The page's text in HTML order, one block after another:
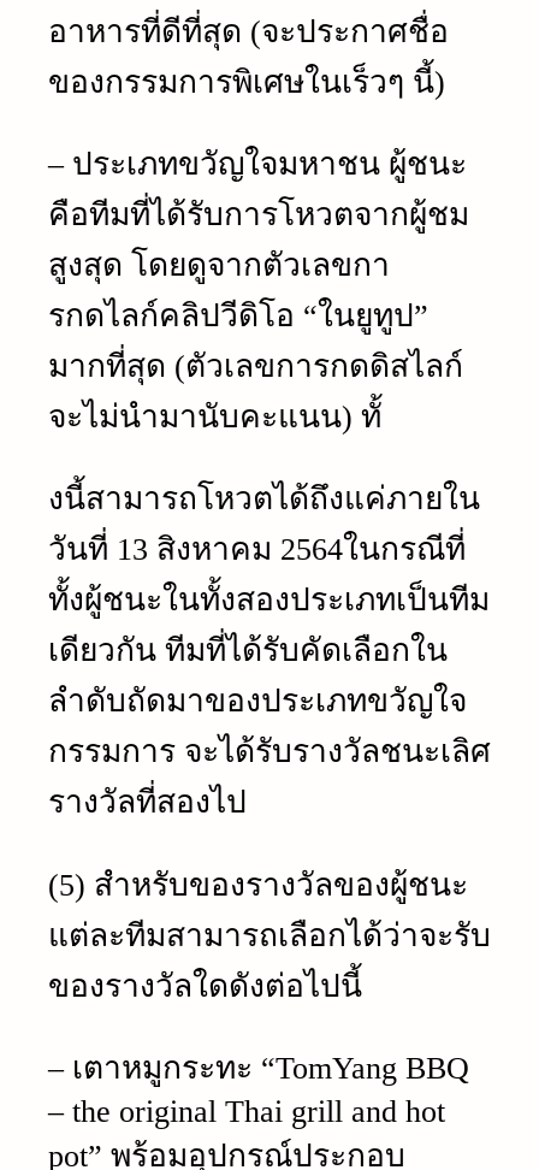
อาหารที่ดีที่สุด (จะประกาศชื่อ
ของกรรมการพิเศษในเร็วๆ นี้)
– ประเภทขวัญใจมหาชน ผู้ชนะ
คือทีมที่ได้รับการโหวตจากผู้ชม
สูงสุด โดยดูจากตัวเลขกา
รกดไลก์คลิปวีดิโอ “ในยูทูป”
มากที่สุด (ตัวเลขการกดดิสไลก์
จะไม่นำมานับคะแนน) ทั้
งนี้สามารถโหวตได้ถึงแค่ภายใน
วันที่ 13 สิงหาคม 2564ในกรณีที่
ทั้งผู้ชนะในทั้งสองประเภทเป็นทีม
เดียวกัน ทีมที่ได้รับคัดเลือกใน
ลำดับถัดมาของประเภทขวัญใจ
กรรมการ จะได้รับรางวัลชนะเลิศ
รางวัลที่สองไป
(5) สำหรับของรางวัลของผู้ชนะ
แต่ละทีมสามารถเลือกได้ว่าจะรับ
ของรางวัลใดดังต่อไปนี้
– เตาหมูกระทะ “TomYang BBQ
– the original Thai grill and hot
pot” พร้อมอุปกรณ์ประกอบ